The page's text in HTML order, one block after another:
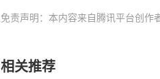
免责声明：本内容来自腾讯平台创作
相关推荐